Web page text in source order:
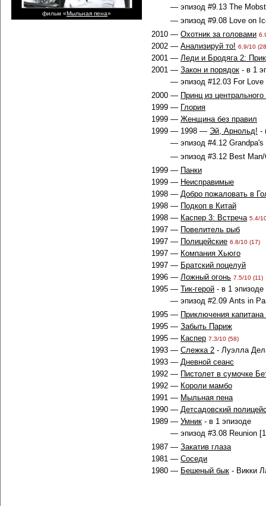
фильм «Мыльная пена»
— эпизод #9.13 The
— эпизод #9.08 Love on
2010 — Охотник за головами
2002 — Анализируй то! 6.9/10
2001 — Леди и Бродяга 2:
2001 — Закон и порядок - в 1
— эпизод #12.03 For Love
2000 — Принц из центрального
1999 — Глория
1999 — Женщина без правил
1999 — 1998 — Эй, Арнольд! -
— эпизод #4.12
— эпизод #3.12 Best
1999 — Панки
1999 — Неисправимые
1998 — Добро пожаловать в
1998 — Подкоп в Китай
1998 — Каспер 3: Встреча 5.4/
1997 — Повелитель рыб
1997 — Полицейские 6.8/10 (17)
1997 — Компания Хьюго
1997 — Братский поцелуй
1996 — Ложный огонь 7.5/10 (11)
1995 — Тик-герой - в 1 эпизоде
— эпизод #2.09 Ants in
1995 — Приключения
1995 — Забыть Париж
1995 — Каспер 7.3/10 (58)
1993 — Слежка 2 - Луэлла
1993 — Дневной сеанс
1992 — Пистолет в сумочке
1992 — Короли мамбо
1991 — Мыльная пена
1990 — Детсадовский
1989 — Умник - в 1 эпизоде
— эпизод #3.08 Reunion
1987 — Закатив глаза
1981 — Соседи
1980 — Бешеный бык - Викки